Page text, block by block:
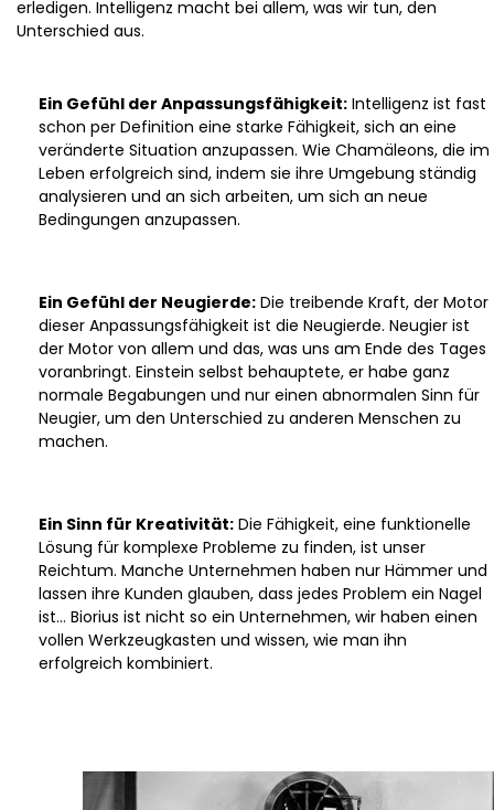
erledigen. Intelligenz macht bei allem, was wir tun, den
Unterschied aus.
Ein Gefühl der Anpassungsfähigkeit: Intelligenz ist fast
schon per Definition eine starke Fähigkeit, sich an eine
veränderte Situation anzupassen. Wie Chamäleons, die im
Leben erfolgreich sind, indem sie ihre Umgebung ständig
analysieren und an sich arbeiten, um sich an neue
Bedingungen anzupassen.
Ein Gefühl der Neugierde: Die treibende Kraft, der Motor
dieser Anpassungsfähigkeit ist die Neugierde. Neugier ist
der Motor von allem und das, was uns am Ende des Tages
voranbringt. Einstein selbst behauptete, er habe ganz
normale Begabungen und nur einen abnormalen Sinn für
Neugier, um den Unterschied zu anderen Menschen zu
machen.
Ein Sinn für Kreativität: Die Fähigkeit, eine funktionelle
Lösung für komplexe Probleme zu finden, ist unser
Reichtum. Manche Unternehmen haben nur Hämmer und
lassen ihre Kunden glauben, dass jedes Problem ein Nagel
ist… Biorius ist nicht so ein Unternehmen, wir haben einen
vollen Werkzeugkasten und wissen, wie man ihn
erfolgreich kombiniert.